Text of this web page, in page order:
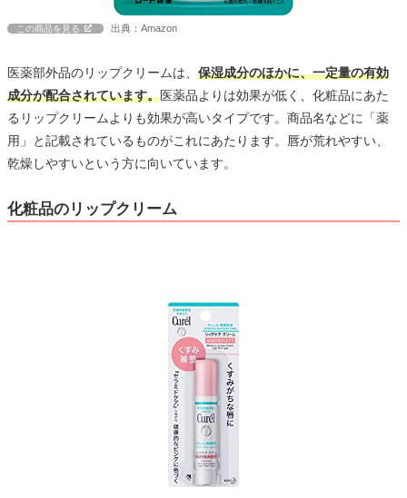
この商品を見る 出典：Amazon
医薬部外品のリップクリームは、 保湿成分のほかに、一定量の有効
成分が配合されています。医薬品よりは効果が低く、化粧品にあた
るリップクリームよりも効果が高いタイプです。商品名などに「薬
用」と記載されているものがこれにあたります。唇が荒れやすい、
乾燥しやすいという方に向いています。
化粧品のリップクリーム